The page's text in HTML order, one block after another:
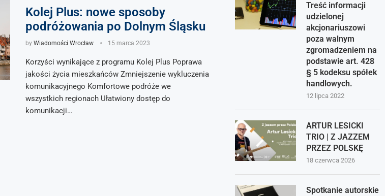
Kolej Plus: nowe sposoby
podróżowania po Dolnym Śląsku
by Wiadomości Wrocław 15 marca 2023
Korzyści wynikające z programu Kolej Plus Poprawa
jakości życia mieszkańców Zmniejszenie wykluczenia
komunikacyjnego Komfortowe podróże we
wszystkich regionach Ułatwiony dostęp do
komunikacji…
Treść informacji
udzielonej
akcjonariuszowi
poza walnym
zgromadzeniem na
podstawie art. 428
§ 5 kodeksu spółek
handlowych.
12 lipca 2022
ARTUR LESICKI
TRIO | Z JAZZEM
PRZEZ POLSKĘ
18 czerwca 2026
Spotkanie autorskie